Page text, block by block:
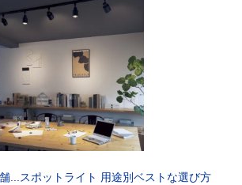
...スポットライト 用途別ベストな選び方